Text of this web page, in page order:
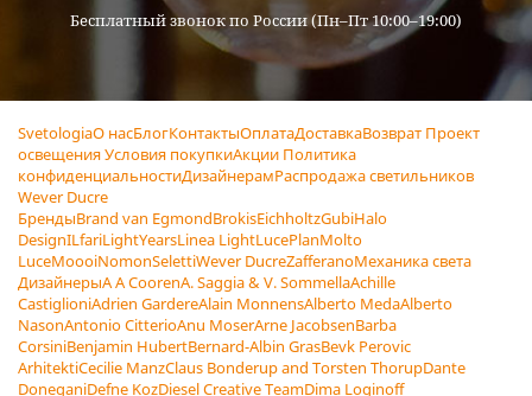
Бесплатный звонок по России (Пн–Пт 10:00–19:00)
SvetologiaО насБлогКонтактыОплатаДоставкаВозврат Проект
освещенияУсловия покупкиАкции Политика
конфиденциальностиДизайнерамРаспродажа светильников
Wever Ducre
БрендыBrand van EgmondBrokisEichholtzGubiHalo
DesignILfariLightYearsLinea LightLucePlanMolto
LuceMoooiNomonSelettiWever DucreZafferanoМеханика света
ДизайнерыA A CoorenA. Saggia & V. SommellaAchille
CastiglioniAdrien GardereAlain MonnensAlberto MedaAlberto
NasonAntonio CitterioAnu MoserArne JacobsenBarba
CorsiniBenjamin HubertBernard-Albin GrasBevk Perovic
ArhitektiCecilie ManzClaus Bonderup and Torsten ThorupDante
DoneganiDefne KozDiesel Creative TeamDima Loginoff